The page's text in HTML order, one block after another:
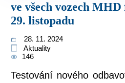
ve všech vozech
29. listopadu
28. 11. 2024
Aktuality
146
Testování nového